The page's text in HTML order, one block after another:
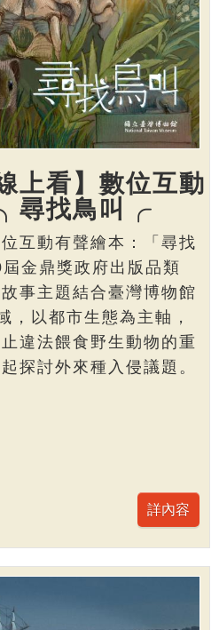
上看】數位互動
尋找鳥叫╭
互動有聲繪本：「尋找
金鼎獎政府出版品類
故事主題結合臺灣博物館
，以都市生態為主軸，
違法餵食野生動物的重
探討外來種入侵議題。